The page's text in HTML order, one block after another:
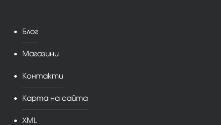
Блог
Магазини
Контакти
Карта на сайта
XML